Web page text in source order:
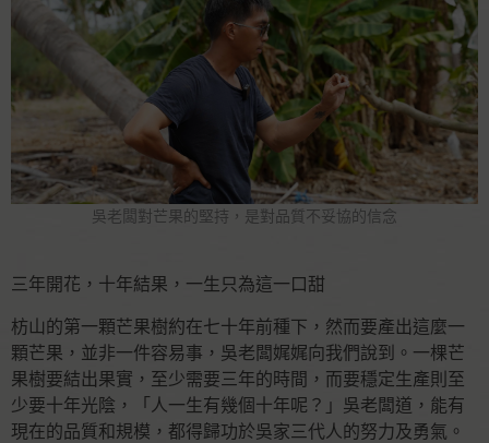
吳老闆對芒果的堅持，是對品質不妥協的信念
三年開花，十年結果，一生只為這一口甜
枋山的第一顆芒果樹約在七十年前種下，然而要產出這麼一
顆芒果，並非一件容易事，吳老闆娓娓向我們說到。一棵芒
果樹要結出果實，至少需要三年的時間，而要穩定生產則至
少要十年光陰，「人一生有幾個十年呢？」吳老闆道，能有
現在的品質和規模，都得歸功於吳家三代人的努力及勇氣。